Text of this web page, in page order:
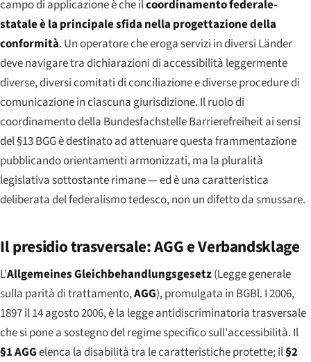
campo di applicazione è che ilcoordinamento federale-
statale è la principale sfida nella progettazione della
conformità. Un operatore che eroga servizi in diversi Länder
deve navigare tra dichiarazioni di accessibilità leggermente
diverse, diversi comitati di conciliazione e diverse procedure di
comunicazione in ciascuna giurisdizione. Il ruolo di
coordinamento della Bundesfachstelle Barrierefreiheit ai sensi
del §13 BGG è destinato ad attenuare questa frammentazione
pubblicando orientamenti armonizzati, ma la pluralità
legislativa sottostante rimane — ed è una caratteristica
deliberata del federalismo tedesco, non un difetto da smussare.
Il presidio trasversale: AGG e Verbandsklage
L'Allgemeines Gleichbehandlungsgesetz(Legge generale
sulla parità di trattamento,AGG), promulgata in BGBl. I 2006,
1897 il 14 agosto 2006, è la legge antidiscriminatoria trasversale
che si pone a sostegno del regime specifico sull'accessibilità. Il
§1 AGGelenca la disabilità tra le caratteristiche protette; il§2